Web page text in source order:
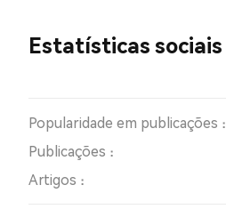
Estatísticas sociais
Popularidade em publicações :
Publicações :
Artigos :